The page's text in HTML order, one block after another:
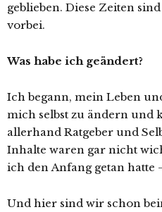
geblieben. Diese Zeiten
vorbei.
Was habe ich geändert?
Ich begann, mein Leben
mich selbst zu ändern und
allerhand Ratgeber und
Inhalte waren gar nicht
ich den Anfang getan
Und hier sind wir schon